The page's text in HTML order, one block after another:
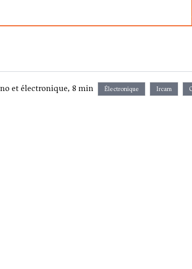
et électronique, 8 min Électronique Ircam